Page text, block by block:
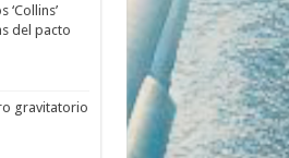
del pacto
gravitatorio